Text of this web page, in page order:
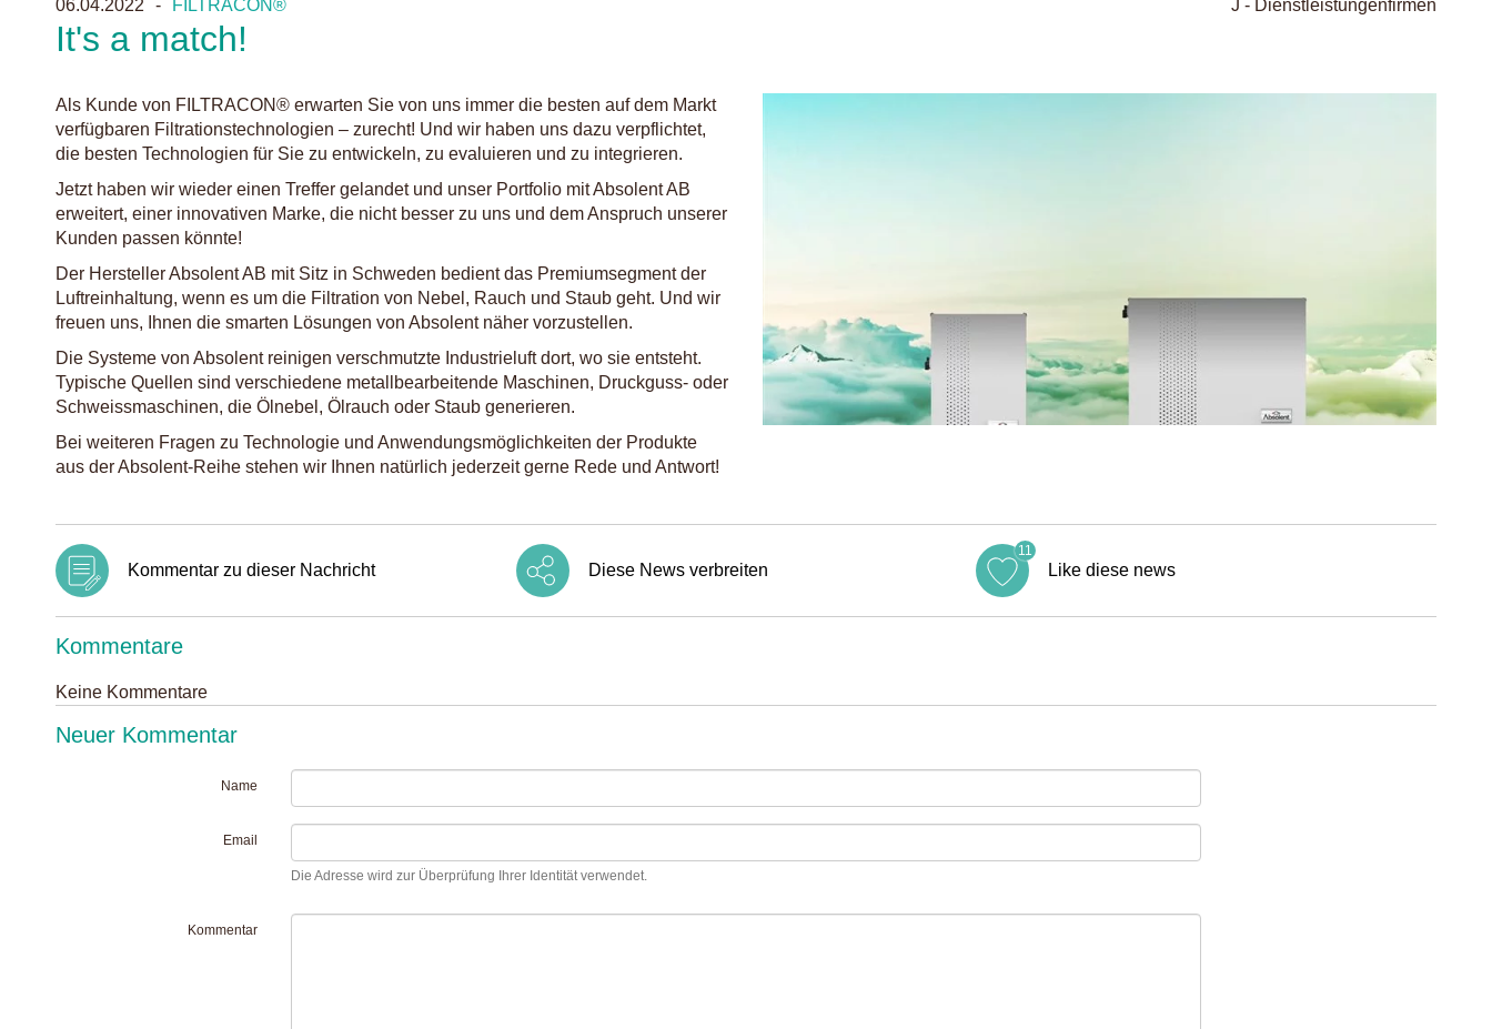
06.04.2022 FILTRACON® J - Dienstleistungenfirmen
It's a match!
Als Kunde von FILTRACON® erwarten Sie von uns immer die besten auf dem Markt
verfügbaren Filtrationstechnologien – zurecht! Und wir haben uns dazu verpflichtet,
die besten Technologien für Sie zu entwickeln, zu evaluieren und zu integrieren.
Jetzt haben wir wieder einen Treffer gelandet und unser Portfolio mit Absolent AB
erweitert, einer innovativen Marke, die nicht besser zu uns und dem Anspruch unserer
Kunden passen könnte!
Der Hersteller Absolent AB mit Sitz in Schweden bedient das Premiumsegment der
Luftreinhaltung, wenn es um die Filtration von Nebel, Rauch und Staub geht. Und wir
freuen uns, Ihnen die smarten Lösungen von Absolent näher vorzustellen.
Die Systeme von Absolent reinigen verschmutzte Industrieluft dort, wo sie entsteht.
Typische Quellen sind verschiedene metallbearbeitende Maschinen, Druckguss- oder
Schweissmaschinen, die Ölnebel, Ölrauch oder Staub generieren.
Bei weiteren Fragen zu Technologie und Anwendungsmöglichkeiten der Produkte
aus der Absolent-Reihe stehen wir Ihnen natürlich jederzeit gerne Rede und Antwort!
Kommentar zu dieser Nachricht Diese News verbreiten Like diese news
11
Kommentare
Keine Kommentare
Neuer Kommentar
Name
Email
Die Adresse wird zur Überprüfung Ihrer Identität verwendet.
Kommentar